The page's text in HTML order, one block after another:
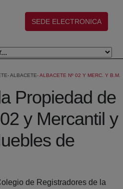
(abre en nueva ventana)
SEDE ELECTRONICA
ALBACETE ALBACETE Nº 02 Y MERC. Y B.M.
Propiedad de
y Mercantil y
de
de Registradores de la